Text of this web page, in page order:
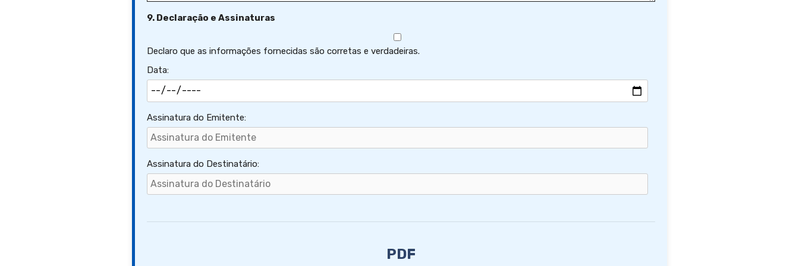
9. Declaração e Assinaturas
Declaro que as informações fornecidas são corretas e verdadeiras.
Data:
Assinatura do Emitente:
Assinatura do Destinatário:
PDF